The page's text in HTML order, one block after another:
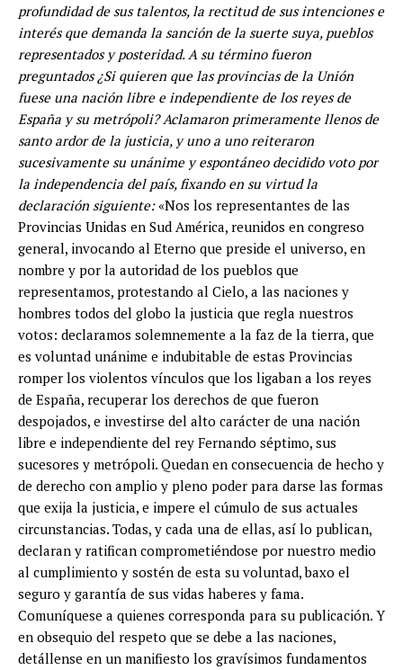
profundidad de sus talentos, la rectitud de sus intenciones e
interés que demanda la sanción de la suerte suya, pueblos
representados y posteridad. A su término fueron
preguntados ¿Si quieren que las provincias de la Unión
fuese una nación libre e independiente de los reyes de
España y su metrópoli? Aclamaron primeramente llenos de
santo ardor de la justicia, y uno a uno reiteraron
sucesivamente su unánime y espontáneo decidido voto por
la independencia del país, fixando en su virtud la
declaración siguiente:«Nos los representantes de las
Provincias Unidas en Sud América, reunidos en congreso
general, invocando al Eterno que preside el universo, en
nombre y por la autoridad de los pueblos que
representamos, protestando al Cielo, a las naciones y
hombres todos del globo la justicia que regla nuestros
votos: declaramos solemnemente a la faz de la tierra, que
es voluntad unánime e indubitable de estas Provincias
romper los violentos vínculos que los ligaban a los reyes
de España, recuperar los derechos de que fueron
despojados, e investirse del alto carácter de una nación
libre e independiente del rey Fernando séptimo, sus
sucesores y metrópoli. Quedan en consecuencia de hecho y
de derecho con amplio y pleno poder para darse las formas
que exija la justicia, e impere el cúmulo de sus actuales
circunstancias. Todas, y cada una de ellas, así lo publican,
declaran y ratifican comprometiéndose por nuestro medio
al cumplimiento y sostén de esta su voluntad, baxo el
seguro y garantía de sus vidas haberes y fama.
Comuníquese a quienes corresponda para su publicación. Y
en obsequio del respeto que se debe a las naciones,
detállense en un manifiesto los gravísimos fundamentos